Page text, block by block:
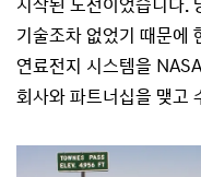
시작된 도전이었습니다.
기술조차 없었기 때문에
연료전지 시스템을
회사와 파트너십을 맺고